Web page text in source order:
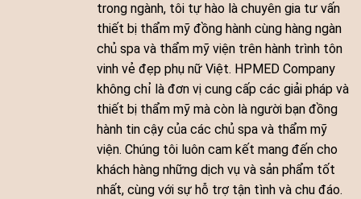
trong ngành, tôi tự hào là chuyên gia tư vấn
thiết bị thẩm mỹ đồng hành cùng hàng ngàn
chủ spa và thẩm mỹ viện trên hành trình tôn
vinh vẻ đẹp phụ nữ Việt. HPMED Company
không chỉ là đơn vị cung cấp các giải pháp và
thiết bị thẩm mỹ mà còn là người bạn đồng
hành tin cậy của các chủ spa và thẩm mỹ
viện. Chúng tôi luôn cam kết mang đến cho
khách hàng những dịch vụ và sản phẩm tốt
nhất, cùng với sự hỗ trợ tận tình và chu đáo.